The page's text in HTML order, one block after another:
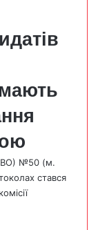
№50 (м.
стався